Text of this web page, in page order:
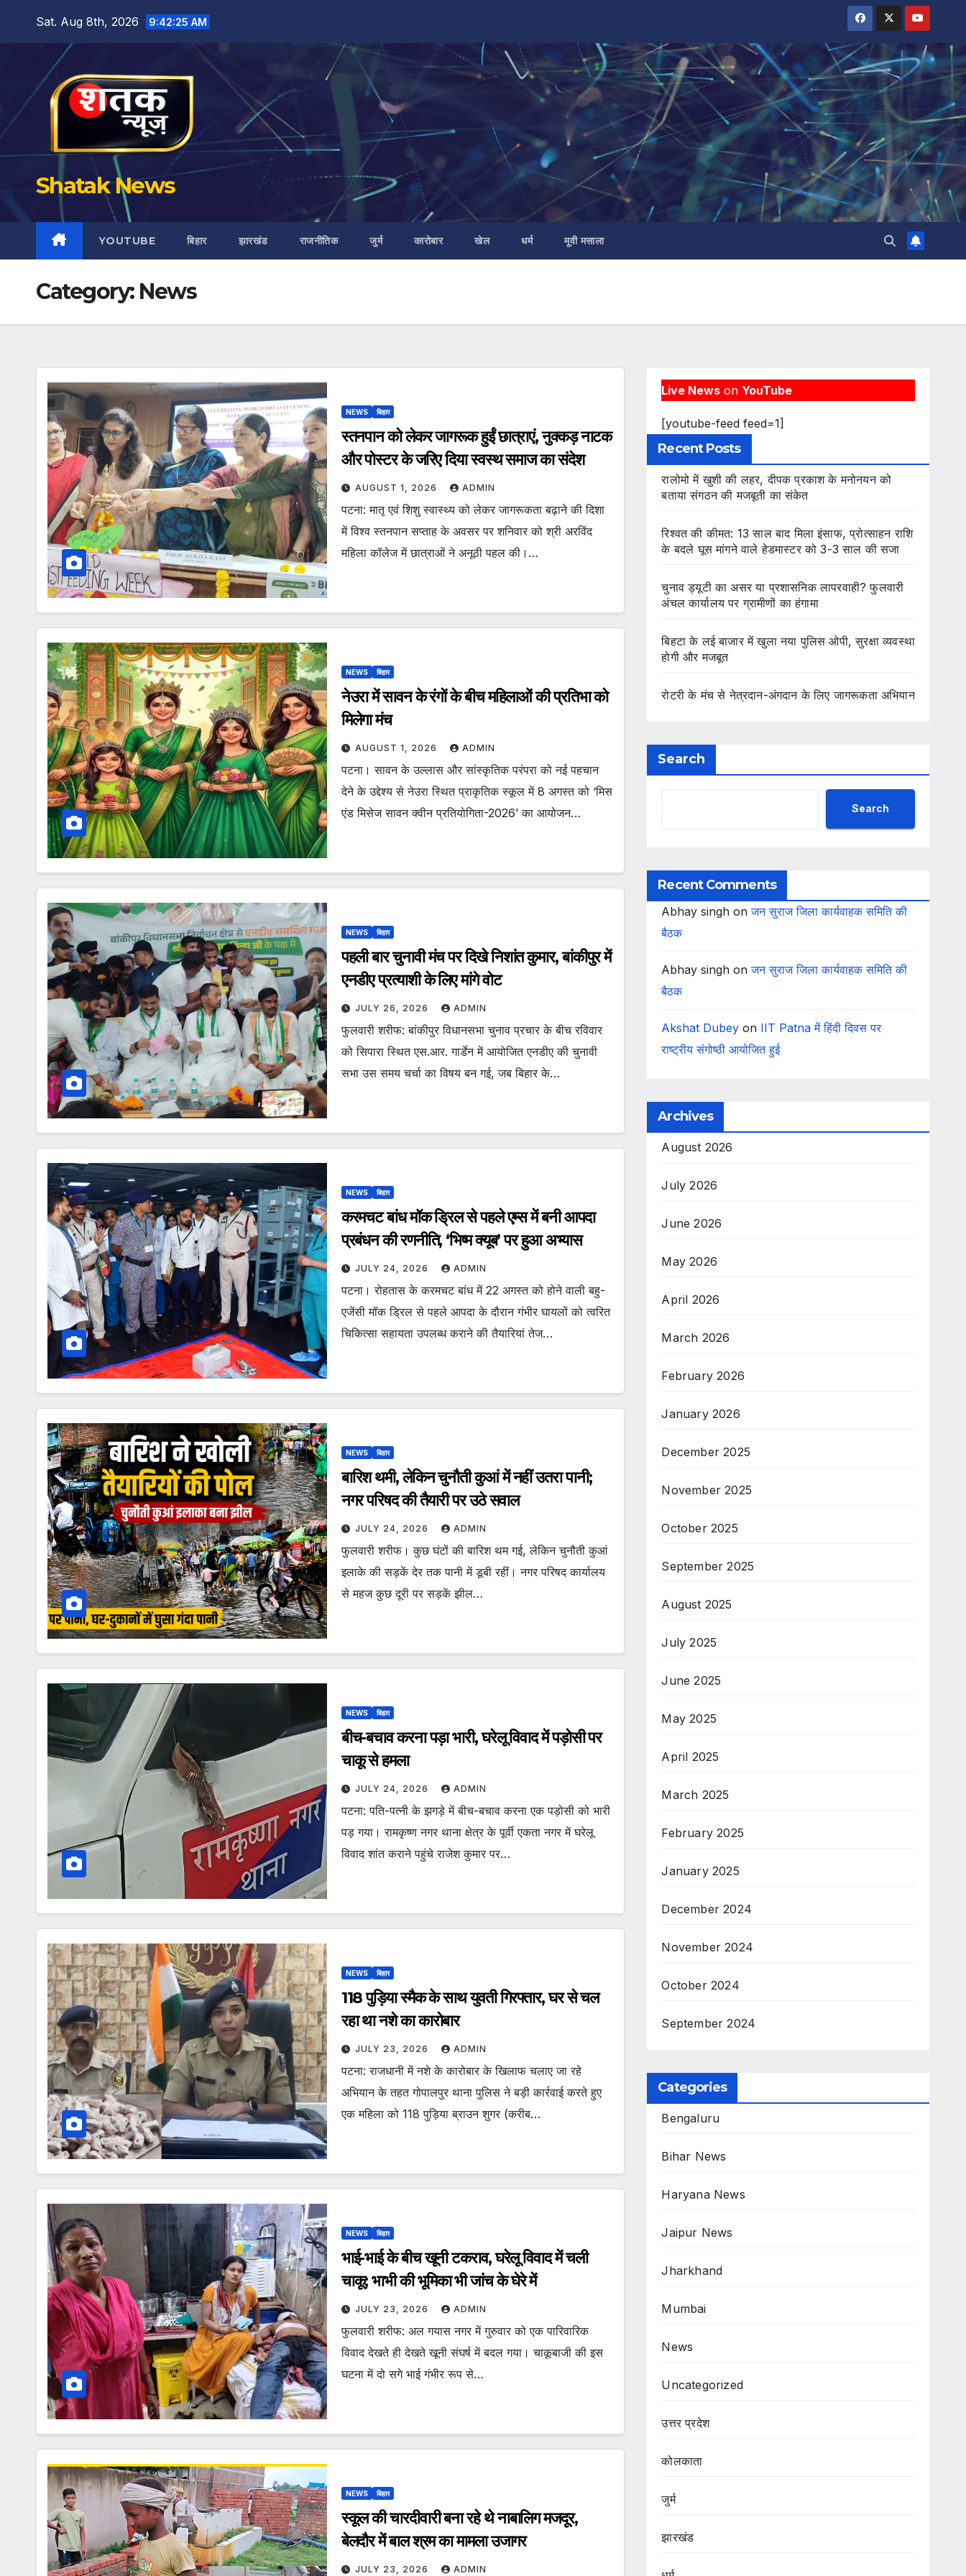
content
Sat. Aug 8th, 2026 9:42:26 AM
Shatak News
YOUTUBE बिहार झारखंड राजनीतिक जुर्म कारोबार खेल धर्म मूवी मसाला
Category: News
NEWS बिहार
स्तनपान को लेकर जागरूक हुईं छात्राएं, नुक्कड़ नाटक
और पोस्टर के जरिए दिया स्वस्थ समाज का संदेश
AUGUST 1, 2026 ADMIN
पटना: मातृ एवं शिशु स्वास्थ्य को लेकर जागरूकता बढ़ाने की दिशा
में विश्व स्तनपान सप्ताह के अवसर पर शनिवार को श्री अरविंद
महिला कॉलेज में छात्राओं ने अनूठी पहल की।…
NEWS बिहार
नेउरा में सावन के रंगों के बीच महिलाओं की प्रतिभा को
मिलेगा मंच
AUGUST 1, 2026 ADMIN
पटना। सावन के उल्लास और सांस्कृतिक परंपरा को नई पहचान
देने के उद्देश्य से नेउरा स्थित प्राकृतिक स्कूल में 8 अगस्त को ‘मिस
एंड मिसेज सावन क्वीन प्रतियोगिता-2026’ का आयोजन…
NEWS बिहार
पहली बार चुनावी मंच पर दिखे निशांत कुमार, बांकीपुर में
एनडीए प्रत्याशी के लिए मांगे वोट
JULY 26, 2026 ADMIN
फुलवारी शरीफ: बांकीपुर विधानसभा चुनाव प्रचार के बीच रविवार
को सिपारा स्थित एस.आर. गार्डेन में आयोजित एनडीए की चुनावी
सभा उस समय चर्चा का विषय बन गई, जब बिहार के…
NEWS बिहार
करमचट बांध मॉक ड्रिल से पहले एम्स में बनी आपदा
प्रबंधन की रणनीति, ‘भिष्म क्यूब’ पर हुआ अभ्यास
JULY 24, 2026 ADMIN
पटना। रोहतास के करमचट बांध में 22 अगस्त को होने वाली बहु-
एजेंसी मॉक ड्रिल से पहले आपदा के दौरान गंभीर घायलों को त्वरित
चिकित्सा सहायता उपलब्ध कराने की तैयारियां तेज…
NEWS बिहार
बारिश थमी, लेकिन चुनौती कुआं में नहीं उतरा पानी;
नगर परिषद की तैयारी पर उठे सवाल
JULY 24, 2026 ADMIN
फुलवारी शरीफ। कुछ घंटों की बारिश थम गई, लेकिन चुनौती कुआं
इलाके की सड़कें देर तक पानी में डूबी रहीं। नगर परिषद कार्यालय
से महज कुछ दूरी पर सड़कें झील…
NEWS बिहार
बीच-बचाव करना पड़ा भारी, घरेलू विवाद में पड़ोसी पर
चाकू से हमला
JULY 24, 2026 ADMIN
पटना: पति-पत्नी के झगड़े में बीच-बचाव करना एक पड़ोसी को भारी
पड़ गया। रामकृष्ण नगर थाना क्षेत्र के पूर्वी एकता नगर में घरेलू
विवाद शांत कराने पहुंचे राजेश कुमार पर…
NEWS बिहार
118 पुड़िया स्मैक के साथ युवती गिरफ्तार, घर से चल
रहा था नशे का कारोबार
JULY 23, 2026 ADMIN
पटना: राजधानी में नशे के कारोबार के खिलाफ चलाए जा रहे
अभियान के तहत गोपालपुर थाना पुलिस ने बड़ी कार्रवाई करते हुए
एक महिला को 118 पुड़िया ब्राउन शुगर (करीब…
NEWS बिहार
भाई-भाई के बीच खूनी टकराव, घरेलू विवाद में चली
चाकू; भाभी की भूमिका भी जांच के घेरे में
JULY 23, 2026 ADMIN
फुलवारी शरीफ: अल गयास नगर में गुरुवार को एक पारिवारिक
विवाद देखते ही देखते खूनी संघर्ष में बदल गया। चाकूबाजी की इस
घटना में दो सगे भाई गंभीर रूप से…
NEWS बिहार
स्कूल की चारदीवारी बना रहे थे नाबालिग मजदूर,
बेलदौर में बाल श्रम का मामला उजागर
JULY 23, 2026 ADMIN
Live News on YouTube
[youtube-feed feed=1]
Recent Posts
रालोमो में खुशी की लहर, दीपक प्रकाश के मनोनयन को
बताया संगठन की मजबूती का संकेत
रिश्वत की कीमत: 13 साल बाद मिला इंसाफ, प्रोत्साहन राशि
के बदले घूस मांगने वाले हेडमास्टर को 3-3 साल की सजा
चुनाव ड्यूटी का असर या प्रशासनिक लापरवाही? फुलवारी
अंचल कार्यालय पर ग्रामीणों का हंगामा
बिहटा के लई बाजार में खुला नया पुलिस ओपी, सुरक्षा व्यवस्था
होगी और मजबूत
रोटरी के मंच से नेत्रदान-अंगदान के लिए जागरूकता अभियान
Search
Search
Recent Comments
Abhay singh onजन सुराज जिला कार्यवाहक समिति की
बैठक
Abhay singh onजन सुराज जिला कार्यवाहक समिति की
बैठक
Akshat Dubey on IIT Patna में हिंदी दिवस पर
राष्ट्रीय संगोष्ठी आयोजित हुई
Archives
August 2026
July 2026
June 2026
May 2026
April 2026
March 2026
February 2026
January 2026
December 2025
November 2025
October 2025
September 2025
August 2025
July 2025
June 2025
May 2025
April 2025
March 2025
February 2025
January 2025
December 2024
November 2024
October 2024
September 2024
Categories
Bengaluru
Bihar News
Haryana News
Jaipur News
Jharkhand
Mumbai
News
Uncategorized
उत्तर प्रदेश
कोलकाता
जुर्म
झारखंड